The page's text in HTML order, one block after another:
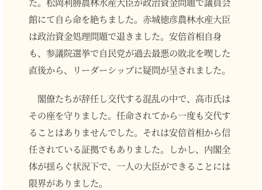
館にて自ら命を絶ちました。赤城徳彦農林水産大臣
は政治資金処理問題で退きました。安倍首相自身
も、参議院選挙で自民党が過去最悪の敗北を喫した
直後から、リーダーシップに疑問が呈されました。
閣僚たちが辞任し交代する混乱の中で、高市氏は
その座を守りました。任命されてから一度も交代す
ることはありませんでした。それは安倍首相から信
任されている証拠でもありました。しかし、内閣全
体が揺らぐ状況下で、一人の大臣ができることには
限界がありました。